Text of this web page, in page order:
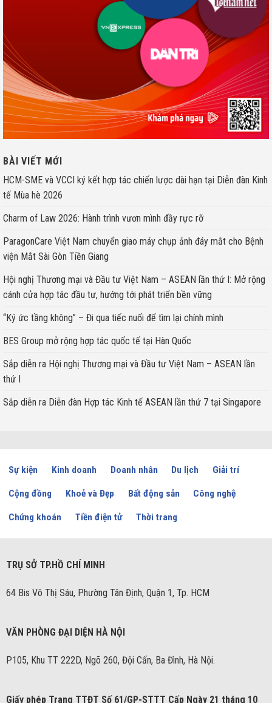
BÀI VIẾT MỚI
HCM-SME và VCCI ký kết hợp tác chiến lược dài hạn tại Diễn đàn Kinh
tế Mùa hè 2026
Charm of Law 2026: Hành trình vươn mình đầy rực rỡ
ParagonCare Việt Nam chuyển giao máy chụp ảnh đáy mắt cho Bệnh
viện Mắt Sài Gòn Tiền Giang
Hội nghị Thương mại và Đầu tư Việt Nam – ASEAN lần thứ I: Mở rộng
cánh cửa hợp tác đầu tư, hướng tới phát triển bền vững
“Ký ức tầng không” – Đi qua tiếc nuối để tìm lại chính mình
BES Group mở rộng hợp tác quốc tế tại Hàn Quốc
Sắp diễn ra Hội nghị Thương mại và Đầu tư Việt Nam – ASEAN lần
thứ I
Sắp diễn ra Diễn đàn Hợp tác Kinh tế ASEAN lần thứ 7 tại Singapore
Sự kiện Kinh doanh Doanh nhân Du lịch Giải trí
Cộng đồng Khoẻ và Đẹp Bất động sản Công nghệ
Chứng khoán Tiền điện tử Thời trang
TRỤ SỞ TP.HỒ CHÍ MINH
64 Bis Võ Thị Sáu, Phường Tân Định, Quận 1, Tp. HCM
VĂN PHÒNG ĐẠI DIỆN HÀ NỘI
P105, Khu TT 222D, Ngõ 260, Đội Cấn, Ba Đình, Hà Nội.
Giấy phép Trang TTĐT Số 61/GP-STTT Cấp Ngày 21 tháng 10